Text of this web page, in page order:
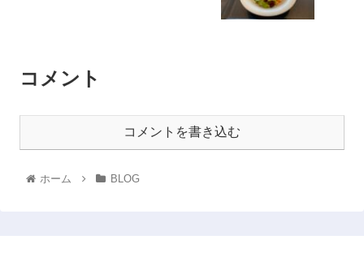
コメント
コメントを書き込む
ホーム BLOG